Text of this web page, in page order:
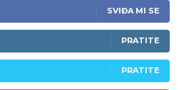
SVIĐA MI SE
PRATITE
PRATITE